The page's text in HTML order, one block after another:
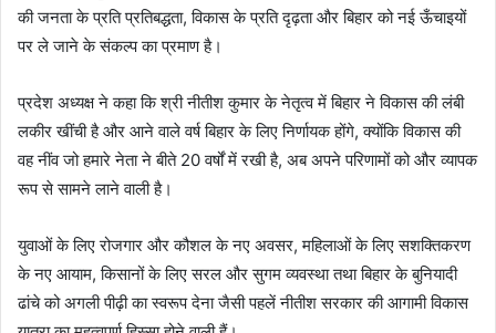
की जनता के प्रति प्रतिबद्धता, विकास के प्रति दृढ़ता और बिहार को नई ऊँचाइयों
पर ले जाने के संकल्प का प्रमाण है।
प्रदेश अध्यक्ष ने कहा कि श्री नीतीश कुमार के नेतृत्व में बिहार ने विकास की लंबी
लकीर खींची है और आने वाले वर्ष बिहार के लिए निर्णायक होंगे, क्योंकि विकास की
वह नींव जो हमारे नेता ने बीते 20 वर्षों में रखी है, अब अपने परिणामों को और व्यापक
रूप से सामने लाने वाली है।
युवाओं के लिए रोजगार और कौशल के नए अवसर, महिलाओं के लिए सशक्तिकरण
के नए आयाम, किसानों के लिए सरल और सुगम व्यवस्था तथा बिहार के बुनियादी
ढांचे को अगली पीढ़ी का स्वरूप देना जैसी पहलें नीतीश सरकार की आगामी विकास